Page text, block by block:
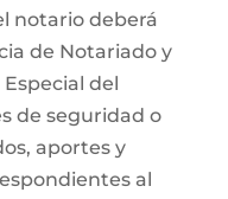
notario deberá
de Notariado y
del
de seguridad o
aportes y
al